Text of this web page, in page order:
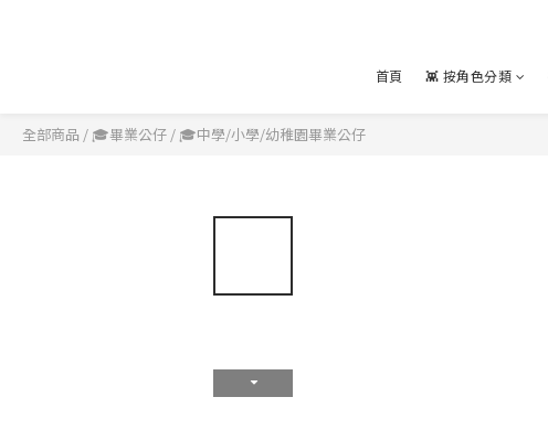
首頁 👾 按角色分類
全部商品 / 🎓畢業公仔 / 🎓中學/小學/幼稚園畢業公仔